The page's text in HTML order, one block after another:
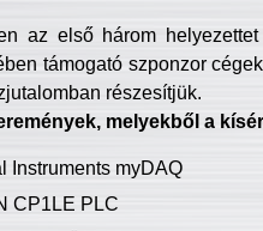
az első három
támogató szponzor
részesítjük.
melyekből a
Instruments myDAQ
CP1LE PLC